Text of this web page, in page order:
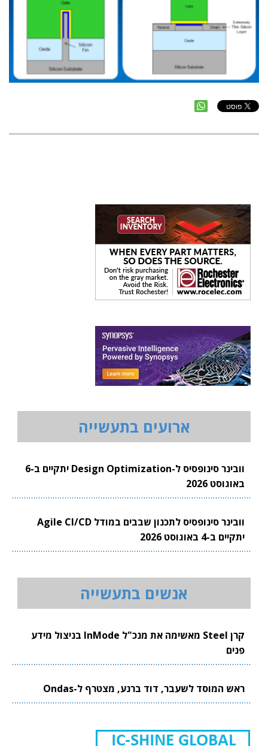
ארועים בתעשייה
וובינר סינופסיס ל-Design Optimization יתקיים ב-6
באוגוסט 2026
וובינר סינופסיס לתכנון שבבים במודל Agile CI/CD
יתקיים ב-4 באוגוסט 2026
אנשים בתעשייה
קרן Steel מאשימה את מנכ"ל InMode בניצול מידע
פנים
ראש המוסד לשעבר, דוד ברנע, מצטרף ל-Ondas